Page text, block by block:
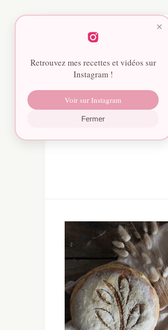
×
Retrouvez mes recettes et vidéos sur
Instagram !
Voir sur Instagram
Fermer